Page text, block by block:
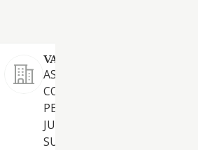
VALCRISMA SL
ASESORAMIENTO Y
CONSULTORIA TANTO DE
PERSONAS FISICAS COMO
JURIDICAS, CUALQUIERA
SU FORMA U